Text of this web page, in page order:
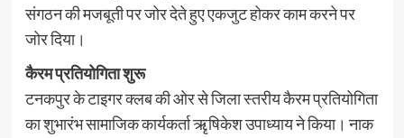
संगठन की मजबूती पर जोर देते हुए एकजुट होकर काम करने पर
जोर दिया।
कैरम प्रतियोगिता शुरू
टनकपुर के टाइगर क्लब की ओर से जिला स्तरीय कैरम प्रतियोगिता
का शुभारंभ सामाजिक कार्यकर्ता ऋृषिकेश उपाध्याय ने किया। नाक